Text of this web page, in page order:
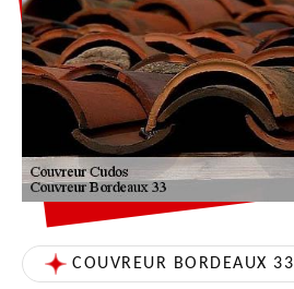
COUVREUR BORDEAUX 33